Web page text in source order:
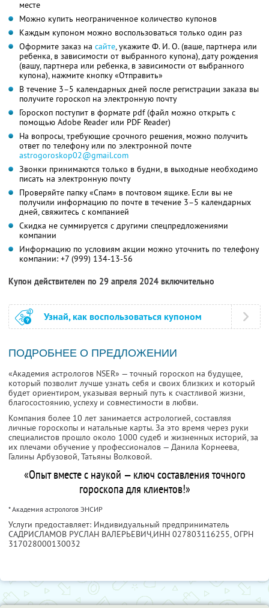
месте
Можно купить неограниченное количество купонов
Каждым купоном можно воспользоваться только один раз
Оформите заказ на сайте, укажите Ф. И. О.(ваше, партнера или
ребенка, в зависимости от выбранного купона), дату рождения
(вашу, партнера или ребенка, в зависимости от выбранного
купона), нажмите кнопку «Отправить»
В течение 3–5 календарных дней после регистрации заказа вы
получите гороскоп на электронную почту
Гороскоп поступит в формате pdf (файл можно открыть с
помощью Adobe Reader или PDF Reader)
На вопросы, требующие срочного решения, можно получить
ответ по телефону или по электронной почте
astrogoroskop02@gmail.com
Звонки принимаются только в будни, в выходные необходимо
писать на электронную почту
Проверяйте папку «Спам» в почтовом ящике. Если вы не
получили информацию по почте в течение 3–5 календарных
дней, свяжитесь с компанией
Скидка не суммируется с другими спецпредложениями
компании
Информацию по условиям акции можно уточнить по телефону
компании: +7 (999) 134-13-56
Купон действителен по 29 апреля 2024 включительно
Узнай, как воспользоваться купоном
ПОДРОБНЕЕ О ПРЕДЛОЖЕНИИ
«Академия астрологов NSER» — точный гороскоп на будущее,
который позволит лучше узнать себя и своих близких и который
будет ориентиром, указывая верный путь к счастливой жизни,
благосостоянию, успеху и совместимости в любви.
Компания более 10 лет занимается астрологией, составляя
личные гороскопы и натальные карты. За это время через руки
специалистов прошло около 1000 судеб и жизненных историй, за
их плечами обучение у профессионалов — Данила Корнеева,
Галины Арбузовой, Татьяны Волковой.
«Опыт вместе с наукой — ключ составления точного
гороскопа для клиентов!»
* Академия астрологов ЭНСИР
Услуги предоставляет: Индивидуальный предприниматель
САДРИСЛАМОВ РУСЛАН ВАЛЕРЬЕВИЧ,ИНН 027803116255, ОГРН
317028000130032